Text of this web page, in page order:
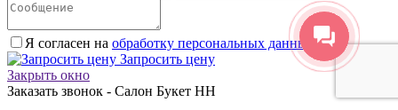
Я согласен на обработку персональных данных.*
Запросить цену
Закрыть окно
Заказать звонок - Салон Букет НН